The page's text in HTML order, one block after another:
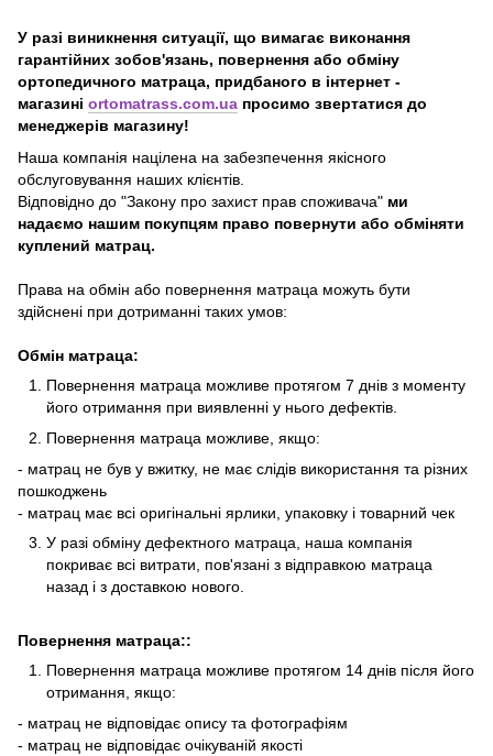
У разі виникнення ситуації, що вимагає виконання
гарантійних зобов'язань, повернення або обміну
ортопедичного матраца, придбаного в інтернет -
магазині ortomatrass.com.ua просимо звертатися до
менеджерів магазину!
Наша компанія націлена на забезпечення якісного
обслуговування наших клієнтів.
Відповідно до "Закону про захист прав споживача" ми
надаємо нашим покупцям право повернути або обміняти
куплений матрац.
Права на обмін або повернення матраца можуть бути
здійснені при дотриманні таких умов:
Обмін матраца:
Повернення матраца можливе протягом 7 днів з моменту
його отримання при виявленні у нього дефектів.
Повернення матраца можливе, якщо:
- матрац не був у вжитку, не має слідів використання та різних
пошкоджень
- матрац має всі оригінальні ярлики, упаковку і товарний чек
У разі обміну дефектного матраца, наша компанія
покриває всі витрати, пов'язані з відправкою матраца
назад і з доставкою нового.
Повернення матраца::
Повернення матраца можливе протягом 14 днів після його
отримання, якщо:
- матрац не відповідає опису та фотографіям
- матрац не відповідає очікуваній якості